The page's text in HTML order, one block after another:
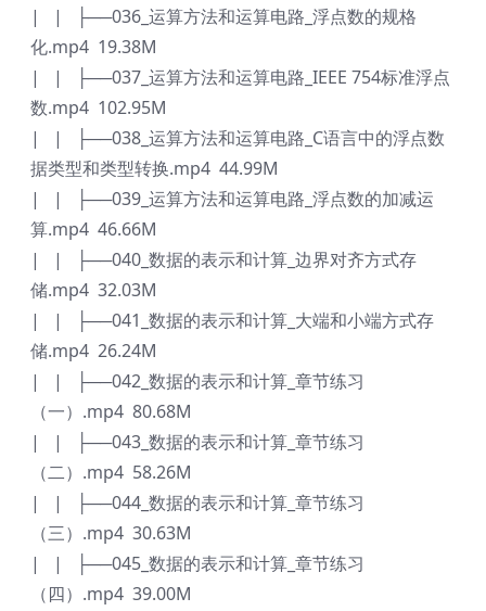
| | ├──036_运算方法和运算电路_浮点数的规格
化.mp4 19.38M
| | ├──037_运算方法和运算电路_IEEE 754标准浮点
数.mp4 102.95M
| | ├──038_运算方法和运算电路_C语言中的浮点数
据类型和类型转换.mp4 44.99M
| | ├──039_运算方法和运算电路_浮点数的加减运
算.mp4 46.66M
| | ├──040_数据的表示和计算_边界对齐方式存
储.mp4 32.03M
| | ├──041_数据的表示和计算_大端和小端方式存
储.mp4 26.24M
| | ├──042_数据的表示和计算_章节练习
（一）.mp4 80.68M
| | ├──043_数据的表示和计算_章节练习
（二）.mp4 58.26M
| | ├──044_数据的表示和计算_章节练习
（三）.mp4 30.63M
| | ├──045_数据的表示和计算_章节练习
（四）.mp4 39.00M